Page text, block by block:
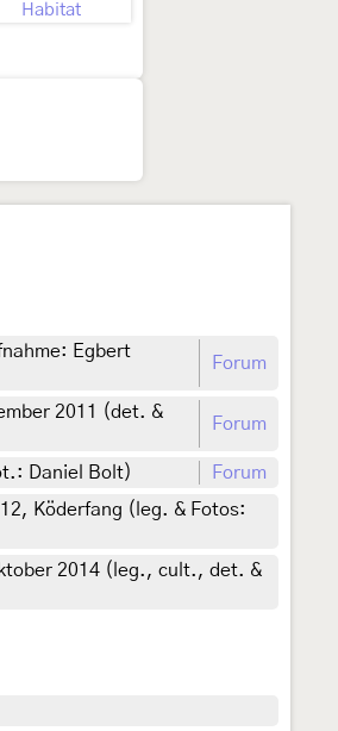
Habitat
Egbert
Forum
2011 (det. &
Forum
Daniel Bolt)
Forum
Köderfang (leg. & Fotos:
2014 (leg., cult., det. &